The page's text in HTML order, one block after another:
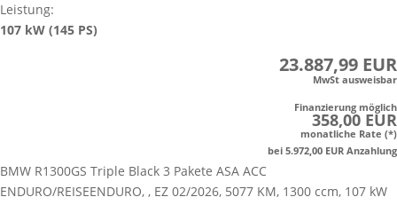
Leistung:
107 kW (145 PS)
23.887,99 EUR
MwSt ausweisbar
Finanzierung möglich
358,00 EUR
monatliche Rate (*)
bei 5.972,00 EUR Anzahlung
BMW R1300GS Triple Black 3 Pakete ASA ACC
ENDURO/REISEENDURO, , EZ 02/2026, 5077 KM, 1300 ccm, 107 kW